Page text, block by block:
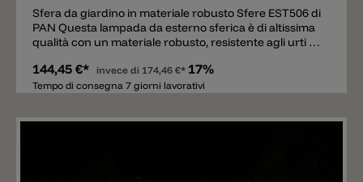
Sfera da giardino in materiale robusto Sfere EST506 di
PAN Questa lampada da esterno sferica è di altissima
qualità con un materiale robusto, resistente agli urti e
distribuito uniformemente. La lampadina E27 (non
incluso) all’interno non è visibile. La classe di
agenti atmosferici e agli influssi ambientali, nonché
144,45 €* invece di 174,46 €* 17%
Tempo di consegna 7 giorni lavorativi